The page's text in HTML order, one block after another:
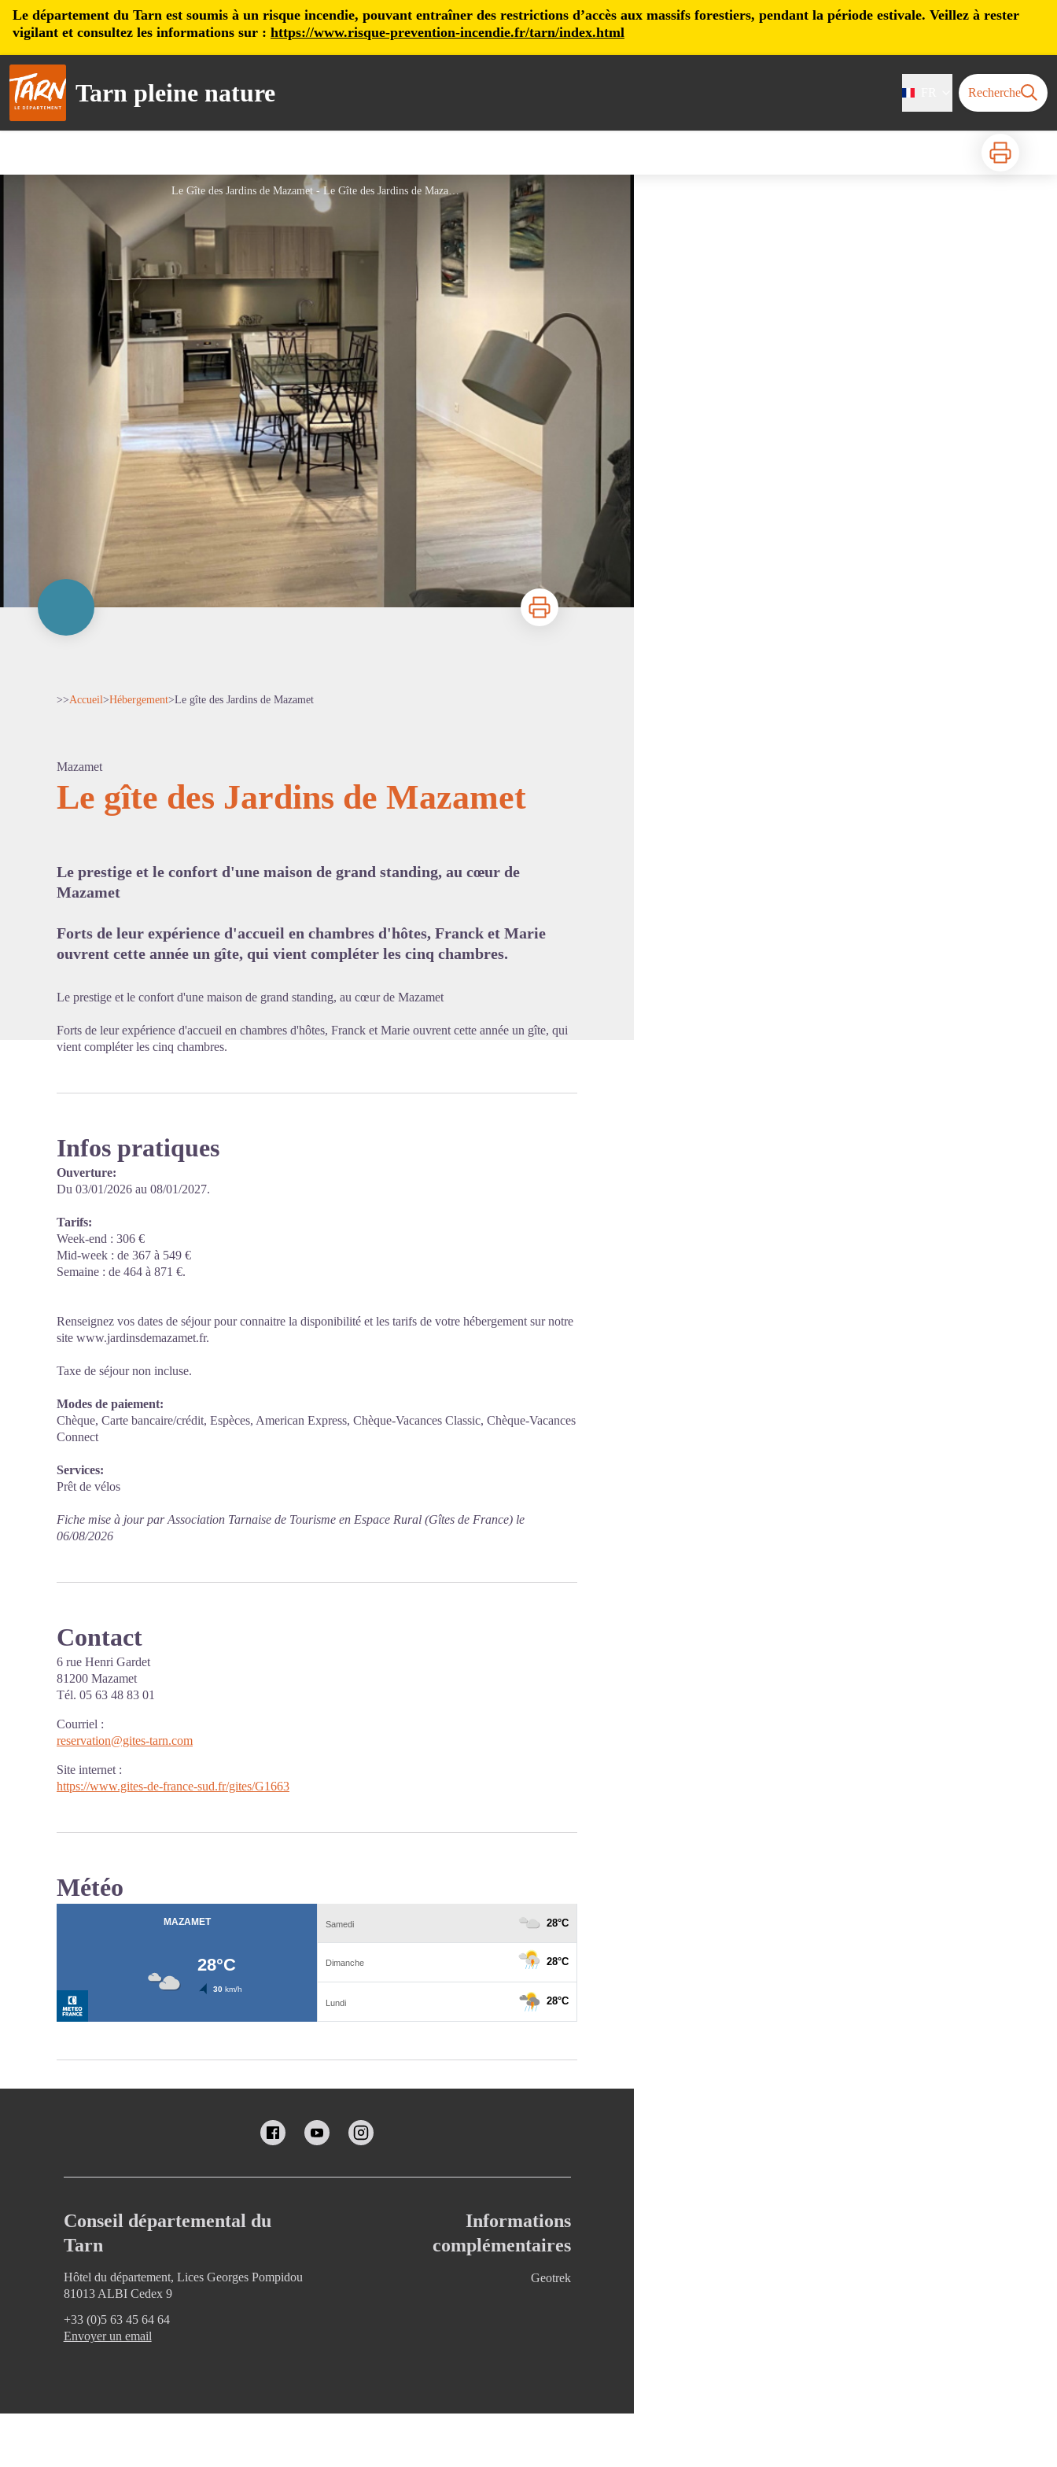
Le département du Tarn est soumis à un risque incendie, pouvant entraîner des restrictions d’accès aux massifs forestiers, pendant la période estivale. Veillez à rester
vigilant et consultez les informations sur : https://www.risque-prevention-incendie.fr/tarn/index.html
Tarn pleine nature Recherche
Imprimer
Le Gîte des Jardins de Mazamet - Le Gîte des Jardins de Mazamet
Imprimer
>>Accueil>Hébergement>Le gîte des Jardins de Mazamet
Mazamet
Le gîte des Jardins de Mazamet
Le prestige et le confort d'une maison de grand standing, au cœur de
Mazamet
Forts de leur expérience d'accueil en chambres d'hôtes, Franck et Marie
ouvrent cette année un gîte, qui vient compléter les cinq chambres.
Le prestige et le confort d'une maison de grand standing, au cœur de Mazamet
Forts de leur expérience d'accueil en chambres d'hôtes, Franck et Marie ouvrent cette année un gîte, qui
vient compléter les cinq chambres.
Infos pratiques
Ouverture:
Du 03/01/2026 au 08/01/2027.
Tarifs:
Week-end : 306 €
Mid-week : de 367 à 549 €
Semaine : de 464 à 871 €.
Renseignez vos dates de séjour pour connaitre la disponibilité et les tarifs de votre hébergement sur notre
site www.jardinsdemazamet.fr.
Taxe de séjour non incluse.
Modes de paiement:
Chèque, Carte bancaire/crédit, Espèces, American Express, Chèque-Vacances Classic, Chèque-Vacances
Connect
Services:
Prêt de vélos
Fiche mise à jour par Association Tarnaise de Tourisme en Espace Rural (Gîtes de France) le
06/08/2026
Contact
6 rue Henri Gardet
81200 Mazamet
Tél. 05 63 48 83 01
Courriel :
reservation@gites-tarn.com
Site internet :
https://www.gites-de-france-sud.fr/gites/G1663
Météo
Conseil départemental du
Tarn
Hôtel du département, Lices Georges Pompidou
81013 ALBI Cedex 9
+33 (0)5 63 45 64 64
Envoyer un email
Informations
complémentaires
Geotrek